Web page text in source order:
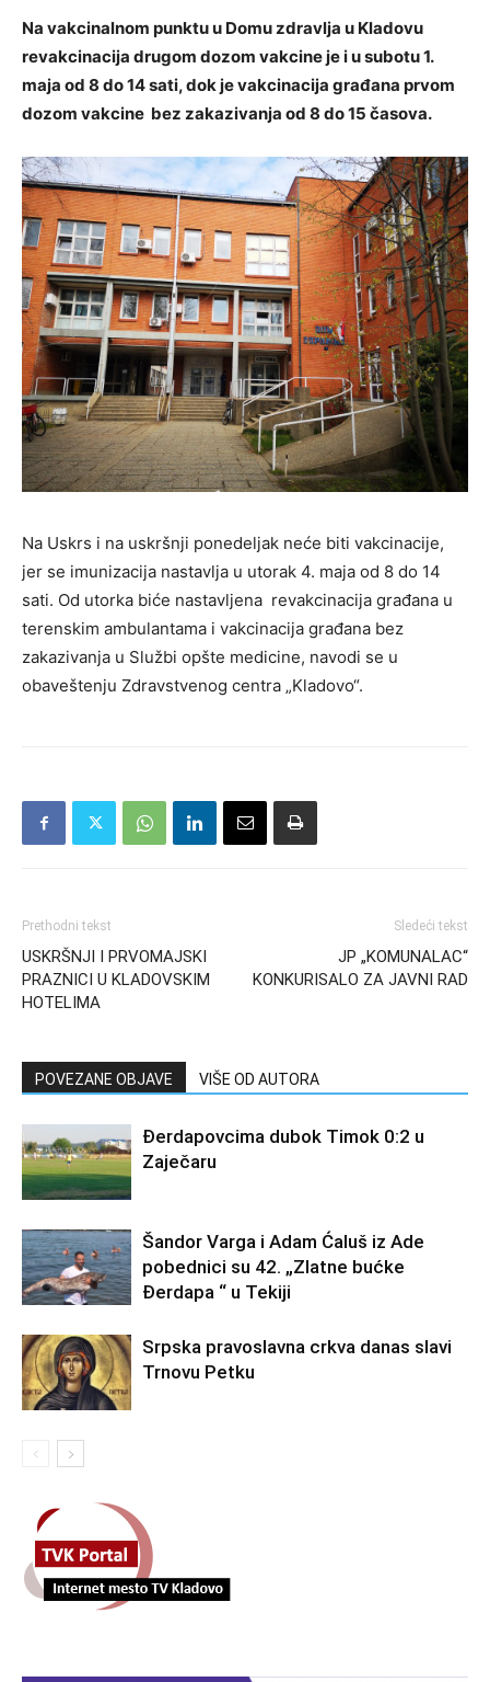
Na vakcinalnom punktu u Domu zdravlja u Kladovu
revakcinacija drugom dozom vakcine je i u subotu 1.
maja od 8 do 14 sati, dok je vakcinacija građana prvom
dozom vakcine bez zakazivanja od 8 do 15 časova.
Na Uskrs i na uskršnji ponedeljak neće biti vakcinacije,
jer se imunizacija nastavlja u utorak 4. maja od 8 do 14
sati. Od utorka biće nastavljena revakcinacija građana u
terenskim ambulantama i vakcinacija građana bez
zakazivanja u Službi opšte medicine, navodi se u
obaveštenju Zdravstvenog centra „Kladovo“.
Prethodni tekst
USKRŠNJI I PRVOMAJSKI
PRAZNICI U KLADOVSKIM
HOTELIMA
Sledeći tekst
JP „KOMUNALAC“
KONKURISALO ZA JAVNI RAD
POVEZANE OBJAVE VIŠE OD AUTORA
Đerdapovcima dubok Timok 0:2 u
Zaječaru
Šandor Varga i Adam Ćaluš iz Ade
pobednici su 42. „Zlatne bućke
Đerdapa “ u Tekiji
Srpska pravoslavna crkva danas slavi
Trnovu Petku